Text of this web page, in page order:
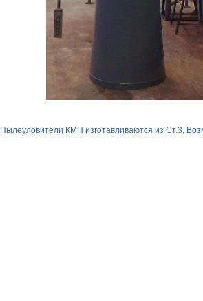
Пылеуловители КМП изготавливаются из Ст.3.